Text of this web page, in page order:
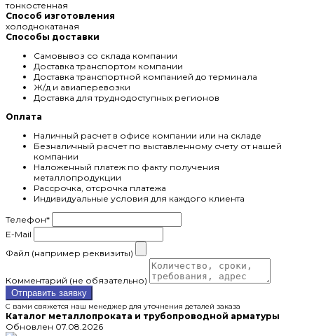
тонкостенная
Способ изготовления
холоднокатаная
Способы доставки
Самовывоз со склада компании
Доставка транспортом компании
Доставка транспортной компанией до терминала
Ж/д и авиаперевозки
Доставка для труднодоступных регионов
Оплата
Наличный расчет в офисе компании или на складе
Безналичный расчет по выставленному счету от нашей
компании
Наложенный платеж по факту получения
металлопродукции
Рассрочка, отсрочка платежа
Индивидуальные условия для каждого клиента
Телефон*
E-Mail
Файл (например реквизиты)
Комментарий (не обязательно)
Отправить заявку
С вами свяжется наш менеджер для уточнения деталей заказа
Каталог металлопроката и трубопроводной арматуры
Обновлен 07.08.2026